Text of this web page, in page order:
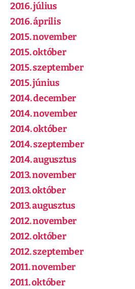
2016. július
2016. április
2015. november
2015. október
2015. szeptember
2015. június
2014. december
2014. november
2014. október
2014. szeptember
2014. augusztus
2013. november
2013. október
2013. augusztus
2012. november
2012. október
2012. szeptember
2011. november
2011. október